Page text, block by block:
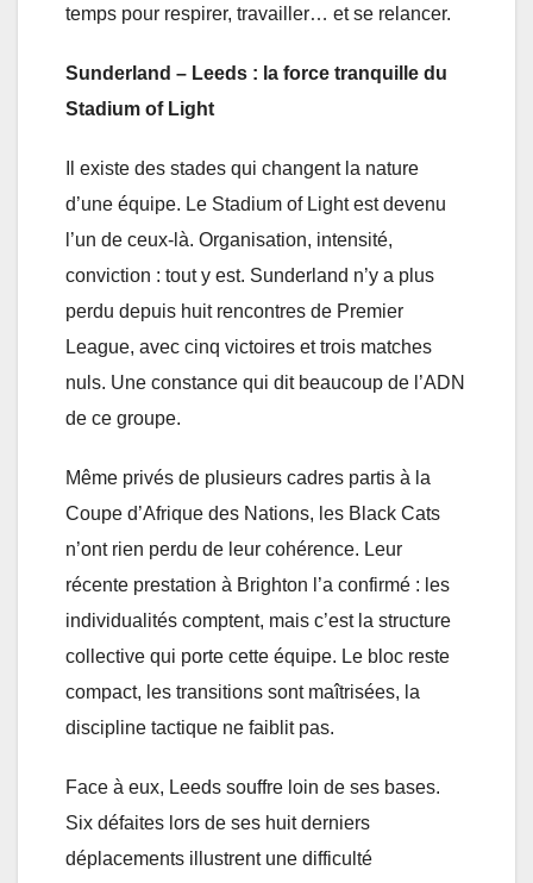
temps pour respirer, travailler… et se relancer.
Sunderland – Leeds : la force tranquille du
Stadium of Light
Il existe des stades qui changent la nature
d’une équipe. Le Stadium of Light est devenu
l’un de ceux-là. Organisation, intensité,
conviction : tout y est. Sunderland n’y a plus
perdu depuis huit rencontres de Premier
League, avec cinq victoires et trois matches
nuls. Une constance qui dit beaucoup de l’ADN
de ce groupe.
Même privés de plusieurs cadres partis à la
Coupe d’Afrique des Nations, les Black Cats
n’ont rien perdu de leur cohérence. Leur
récente prestation à Brighton l’a confirmé : les
individualités comptent, mais c’est la structure
collective qui porte cette équipe. Le bloc reste
compact, les transitions sont maîtrisées, la
discipline tactique ne faiblit pas.
Face à eux, Leeds souffre loin de ses bases.
Six défaites lors de ses huit derniers
déplacements illustrent une difficulté